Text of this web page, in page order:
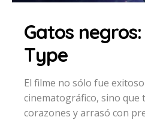
Gatos
Type
El filme no sólo fue
cinematográfico, sino que
corazones y arrasó con